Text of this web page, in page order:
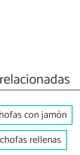
con jamón
rellenas